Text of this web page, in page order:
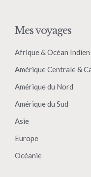
Mes voyages
Afrique & Océan Indien
Amérique Centrale &
Amérique du Nord
Amérique du Sud
Asie
Europe
Océanie